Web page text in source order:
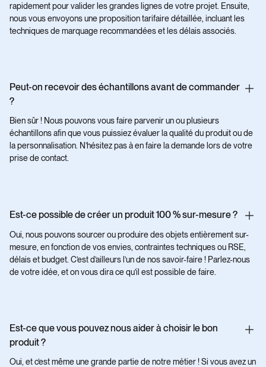
rapidement pour valider les grandes lignes de votre projet. Ensuite,
nous vous envoyons une proposition tarifaire détaillée, incluant les
techniques de marquage recommandées et les délais associés.
Peut-on recevoir des échantillons avant de commander
?
Bien sûr ! Nous pouvons vous faire parvenir un ou plusieurs
échantillons afin que vous puissiez évaluer la qualité du produit ou de
la personnalisation. N’hésitez pas à en faire la demande lors de votre
prise de contact.
Est-ce possible de créer un produit 100 % sur-mesure ?
Oui, nous pouvons sourcer ou produire des objets entièrement sur-
mesure, en fonction de vos envies, contraintes techniques ou RSE,
délais et budget. C’est d’ailleurs l’un de nos savoir-faire ! Parlez-nous
de votre idée, et on vous dira ce qu’il est possible de faire.
Est-ce que vous pouvez nous aider à choisir le bon
produit ?
Oui, et c’est même une grande partie de notre métier ! Si vous avez un